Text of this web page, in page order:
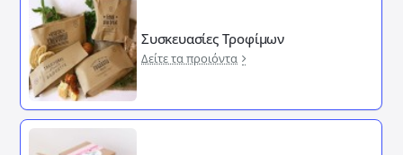
Συσκευασίες Τροφίμων
Δείτε τα προιόντα